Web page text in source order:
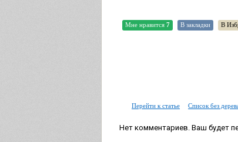
Мне нравится 7 В закладки В
Перейти к статье Список без
Нет комментариев. Ваш будет